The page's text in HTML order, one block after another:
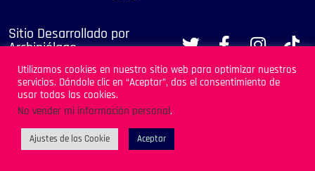
Sitio Desarrollado por
Archipiélago
Utilizamos cookies en nuestro sitio web para optimizar nuestros
servicios. Dándole clic en “Aceptar”, das el consentimiento de
usar todas las cookies.
No vender mi información personal.
Ajustes de las Cookie Aceptar